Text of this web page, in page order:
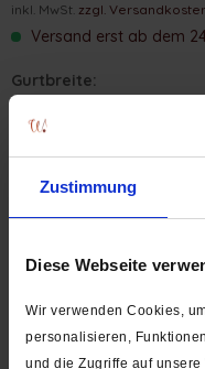
Zustimmung
Diese Webseite
Wir verwenden Cookies,
personalisieren,
und die Zugriffe auf
inkl. MwSt. zzgl.
Versand erst ab dem
Gurtbreite:
Stk.